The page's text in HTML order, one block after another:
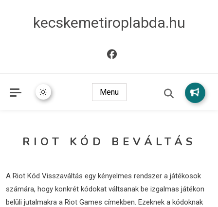
kecskemetiroplabda.hu
Menu
RIOT KÓD BEVÁLTÁS
A Riot Kód Visszaváltás egy kényelmes rendszer a játékosok
számára, hogy konkrét kódokat váltsanak be izgalmas játékon
belüli jutalmakra a Riot Games címekben. Ezeknek a kódoknak